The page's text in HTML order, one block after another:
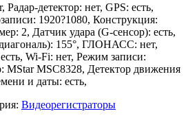
детектор: нет, GPS: есть,
1920?1080, Конструкция:
2, Датчик удара (G-сенсор): есть,
155°, ГЛОНАСС: нет,
Wi-Fi: нет, Режим записи:
MStar MSC8328, Детектор движения
и даты: есть,
Видеорегистраторы